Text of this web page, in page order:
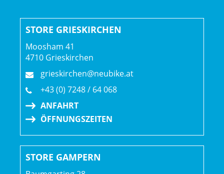
STORE GRIESKIRCHEN
Moosham 41
4710 Grieskirchen
grieskirchen@neubike.at
+43 (0) 7248 / 64 068
ANFAHRT
ÖFFNUNGSZEITEN
STORE GAMPERN